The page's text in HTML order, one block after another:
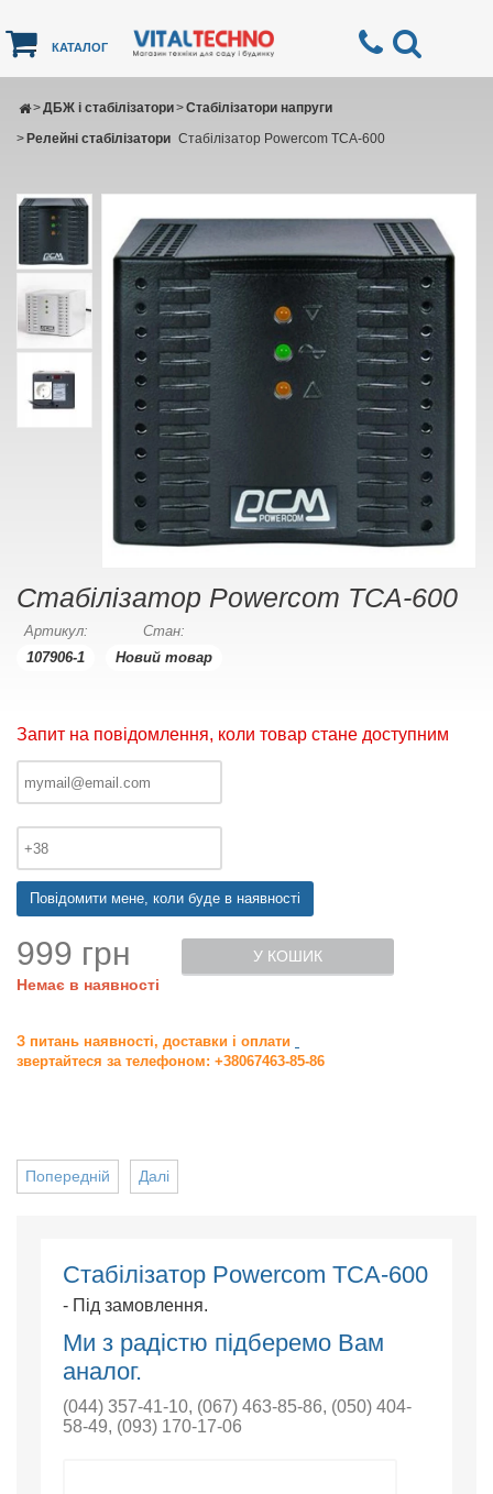
КАТАЛОГ
ДБЖ і стабілізатори
> Стабілізатори напруги
>
Релейні стабілізатори
> Стабілізатор Powercom TCA-600
Стабілізатор Powercom TCA-600
Артикул:
107906-1
Стан:
Новий товар
Запит на повідомлення, коли товар стане доступним
Повідомити мене, коли буде в наявності
999 грн
Немає в наявності
У КОШИК
З питань наявності, доставки і оплати
звертайтеся за телефоном: +38067463-85-86
Далі
Попередній
Стабілізатор Powercom TCA-600
- Під замовлення.
Ми з радістю підберемо Вам
аналог.
(044) 357-41-10, (067) 463-85-86, (050) 404-
58-49, (093) 170-17-06